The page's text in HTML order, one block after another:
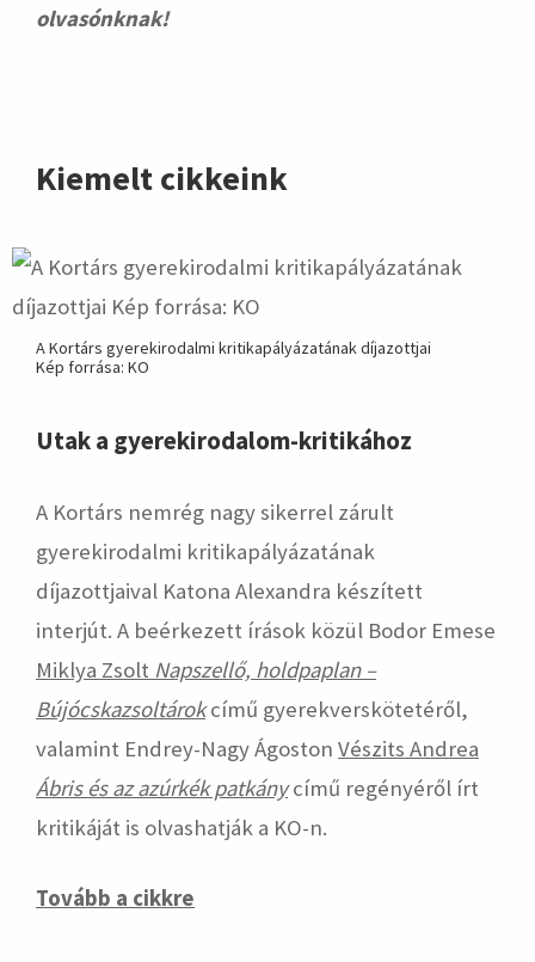
olvasónknak!
Kiemelt cikkeink
A Kortárs gyerekirodalmi kritikapályázatának díjazottjai
Kép forrása: KO
Utak a gyerekirodalom-kritikához
A Kortárs nemrég nagy sikerrel zárult
gyerekirodalmi kritikapályázatának
díjazottjaival Katona Alexandra készített
interjút. A beérkezett írások közül Bodor Emese
Miklya Zsolt Napszellő, holdpaplan –
Bújócskazsoltárokcímű gyerekverskötetéről,
valamint Endrey-Nagy Ágoston Vészits Andrea
Ábris és az azúrkék patkánycímű regényéről írt
kritikáját is olvashatják a KO-n.
Tovább a cikkre